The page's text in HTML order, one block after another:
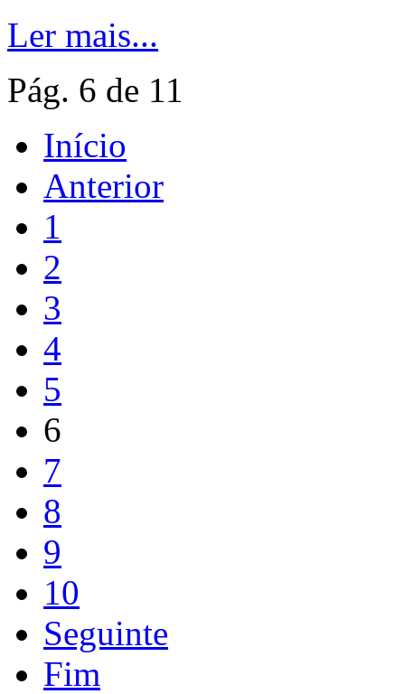
Ler mais...
Pág. 6 de 11
Início
Anterior
1
2
3
4
5
6
7
8
9
10
Seguinte
Fim